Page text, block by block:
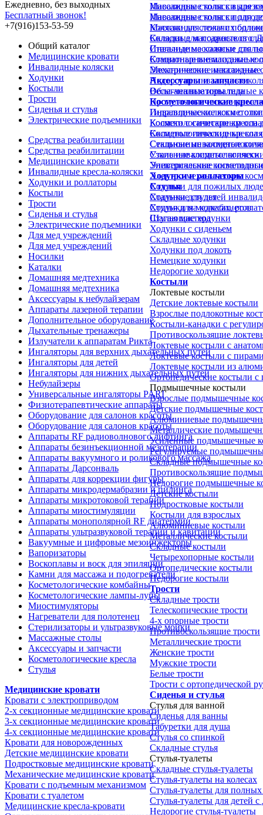
Ежедневно, без выходных
Бесплатный звонок!
+7(916)153-53-59
Общий каталог
Медицинские кровати
Инвалидные коляски
Ходунки
Костыли
Трости
Сиденья и стулья
Электрические подъемники
Средства реабилитации
Средства реабилитации
Медицинские кровати
Инвалидные кресла-коляски
Ходунки и роллаторы
Костыли
Трости
Сиденья и стулья
Электрические подъемники
Для мед учреждений
Для мед учреждений
Носилки
Каталки
Домашняя медтехника
Домашняя медтехника
Аксессуары к небулайзерам
Аппараты лазерной терапии
Дополнительное оборудование
Дыхательные тренажеры
Излучатели к аппаратам Рикта
Ингаляторы для верхних дыхательных путей
Ингаляторы для детей
Ингаляторы для нижних дыхательных путей
Небулайзеры
Универсальные ингаляторы PARI
Физиотерапевтические аппараты
Оборудование для салонов красоты
Оборудование для салонов красоты
Аппараты RF радиоволнового лифтинга
Аппараты безинъекционной мезотерапии
Аппараты вакуумного и роликового массажа
Аппараты Дарсонваль
Аппараты для коррекции фигуры
Аппараты микродермабразии и пилинга
Аппараты микротоковой терапии
Аппараты миостимуляции
Аппараты монополярной RF диатермии
Аппараты ультразвуковой терапии и кавитации
Вакуумные и цифровые мезоинжекторы
Вапоризаторы
Воскоплавы и воск для эпиляции
Камни для массажа и подогреватели
Косметологические комбайны
Косметологические лампы-лупы
Миостимуляторы
Нагреватели для полотенец
Стерилизаторы и ультразвуковые мойки
Массажные столы
Аксессуары и запчасти
Косметологические кресла
Стулья
Медицинские кровати
Кровати с электроприводом
2-х секционные медицинские кровати
3-х секционные медицинские кровати
4-х секционные медицинские кровати
Кровати для новорожденных
Детские медицинские кровати
Подростковые медицинские кровати
Механические медицинские кровати
Кровати с подъемным механизмом
Кровати с туалетом
Медицинские крeсла-кровати
Инвалидные коляски для
Инвалидные коляски для
Коляски для лежачих
Коляски для подростков с
Инвалидные коляски для
Комнатные инвалидные
Механические инвалидные
Недорогие инвалидные
Облегченные инвалидные
Прогулочные инвалидные
Инвалидные коляски с
Коляски с санитарным
Складные инвалидные
Стальные инвалидные
Узкие инвалидные коляски
Универсальные
Ходунки и роллаторы
Ходунки для пожилых
Ходунки для детей
Ходунки на колесах,
Шагающие ходунки
Ходунки с сиденьем
Складные ходунки
Ходунки под локоть
Немецкие ходунки
Недорогие ходунки
Костыли
Локтевые костыли
Детские локтевые костыли
Взрослые подлокотные
Костыли-канадки с
Противоскользящие
Локтевые костыли с
Локтевые костыли с
Локтевые костыли из
Ортопедические костыли с
Подмышечные костыли
Взрослые подмышечные
Детские подмышечные
Алюминиевые
Металлические
Усиленные подмышечные
Регулируемые
Складные подмышечные
Противоскользящие
Недорогие подмышечные
Детские костыли
Подростковые костыли
Костыли для взрослых
Алюминиевые костыли
Металлические костыли
Складные костыли
Четырехопорные костыли
Ортопедические костыли
Недорогие костыли
Трости
Складные трости
Телескопические трости
4-х опорные трости
Противоскользящие трости
Металлические трости
Женские трости
Мужские трости
Белые трости
Трости с ортопедической
Сиденья и стулья
Стулья для ванной
Сиденья для ванны
Табуретки для душа
Стулья со спинкой
Складные стулья
Стулья-туалеты
Складные стулья-туалеты
Стулья-туалеты на колесах
Стулья-туалеты для
Стулья-туалеты для детей
Недорогие стулья-туалеты
Массажные столы с
Массажные столы с
Массажные столы с
Складные массажные столы
Стальные массажные столы
Стационарные массажные
Электрические массажные
Аксессуары и запчасти
Весы-анализаторы тела
Косметологические кресла
Гидравлические
Косметологические кресла
Косметологические кресла
Секционные
Стальные
Электрические
Электро-механические
Стулья
Стальные стулья
Стулья для медкабинетов
Стулья мастера